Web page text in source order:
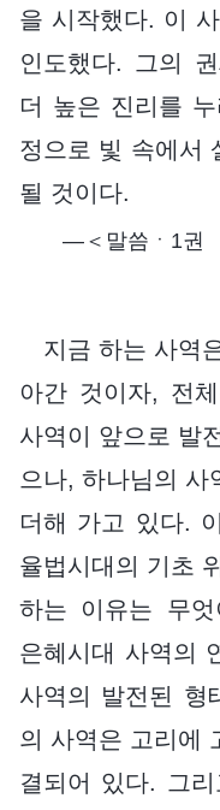
을 시작했다. 이
인도했다. 그의
더 높은 진리를
정으로 빛 속에서
될 것이다.
―＜말씀ㆍ1권
지금 하는 사역
아간 것이자, 전
사역이 앞으로 발
으나, 하나님의 사
더해 가고 있다.
율법시대의 기초
하는 이유는 무엇
은혜시대 사역의
사역의 발전된 형
의 사역은 고리에
결되어 있다. 그